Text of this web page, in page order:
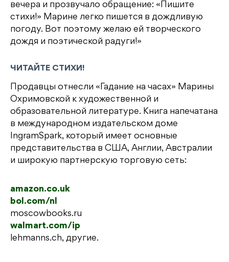
вечера и прозвучало обращение: «Пишите
стихи!» Марине легко пишется в дождливую
погоду. Вот поэтому желаю ей творческого
дождя и поэтической радуги!»
ЧИТАЙТЕ СТИХИ!
Продавцы отнесли «Гадание на часах» Марины
Охримовской к художественной и
образовательной литературе. Книга напечатана
в международном издательском доме
IngramSpark, который имеет основные
представительства в США, Англии, Австралии
и широкую партнерскую торговую сеть:
amazon.co.uk
bol.com/nl
moscowbooks.ru
walmart.com/ip
lehmanns.ch, другие.